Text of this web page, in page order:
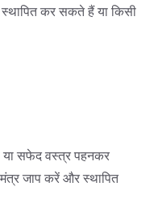
कर सकते हैं या किसी
या सफेद वस्त्र पहनकर
जाप करें और स्थापित